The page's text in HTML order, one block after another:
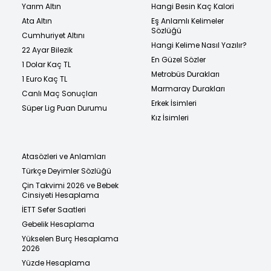
Yarım Altın
Ata Altın
Cumhuriyet Altını
22 Ayar Bilezik
1 Dolar Kaç TL
1 Euro Kaç TL
Canlı Maç Sonuçları
Süper Lig Puan Durumu
Hangi Besin Kaç Kalori
Eş Anlamlı Kelimeler
Sözlüğü
Hangi Kelime Nasıl Yazılır?
En Güzel Sözler
Metrobüs Durakları
Marmaray Durakları
Erkek İsimleri
Kız İsimleri
Atasözleri ve Anlamları
Türkçe Deyimler Sözlüğü
Çin Takvimi 2026 ve Bebek
Cinsiyeti Hesaplama
İETT Sefer Saatleri
Gebelik Hesaplama
Yükselen Burç Hesaplama
2026
Yüzde Hesaplama